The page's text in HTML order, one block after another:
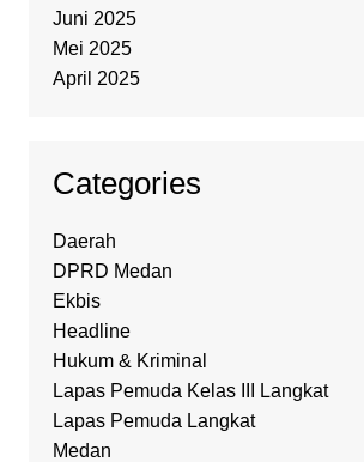
Juni 2025
Mei 2025
April 2025
Categories
Daerah
DPRD Medan
Ekbis
Headline
Hukum & Kriminal
Lapas Pemuda Kelas III Langkat
Lapas Pemuda Langkat
Medan